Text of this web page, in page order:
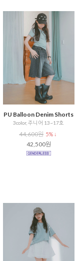
PU Balloon Denim Shorts
3color, 주니어 13~17호
44,600원 5% ↓
42,500원